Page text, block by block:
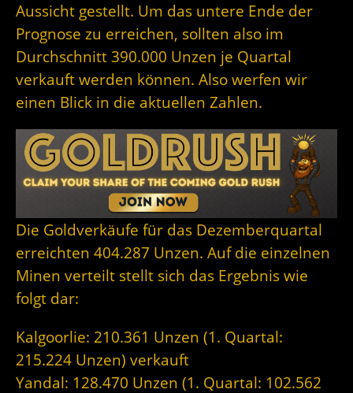
Aussicht gestellt. Um das untere Ende der
Prognose zu erreichen, sollten also im
Durchschnitt 390.000 Unzen je Quartal
verkauft werden können. Also werfen wir
einen Blick in die aktuellen Zahlen.
Die Goldverkäufe für das Dezemberquartal
erreichten 404.287 Unzen. Auf die einzelnen
Minen verteilt stellt sich das Ergebnis wie
folgt dar:
Kalgoorlie: 210.361 Unzen (1. Quartal:
215.224 Unzen) verkauft
Yandal: 128.470 Unzen (1. Quartal: 102.562